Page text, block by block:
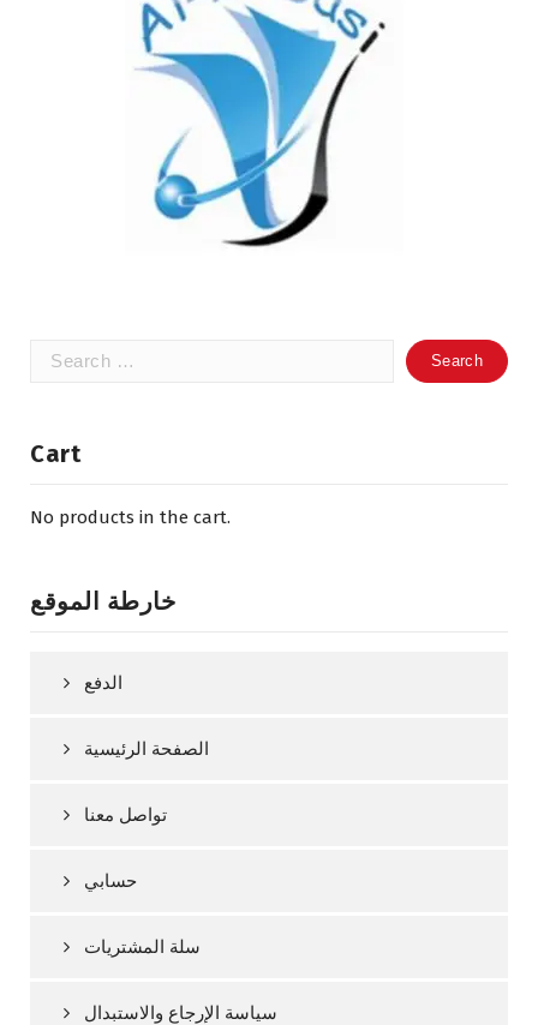
Search
Cart
No products in the cart.
خارطة الموقع
الدفع
الصفحة الرئيسية
تواصل معنا
حسابي
سلة المشتريات
سياسة الإرجاع والاستبدال